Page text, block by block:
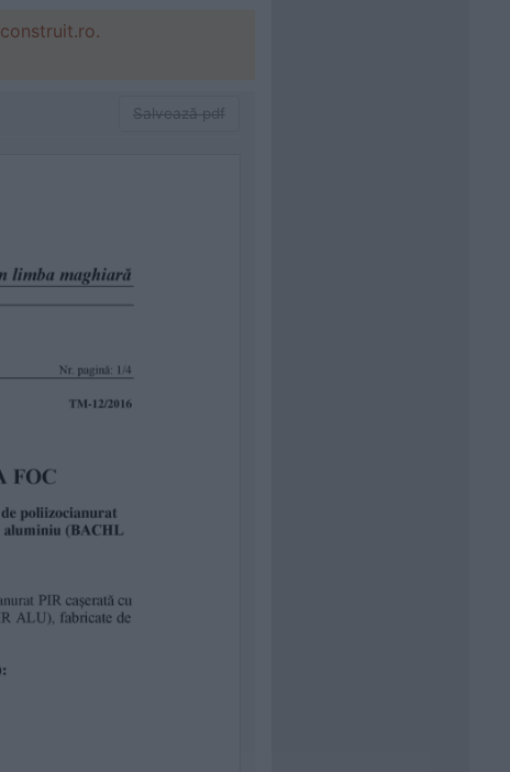
Salvează pdf